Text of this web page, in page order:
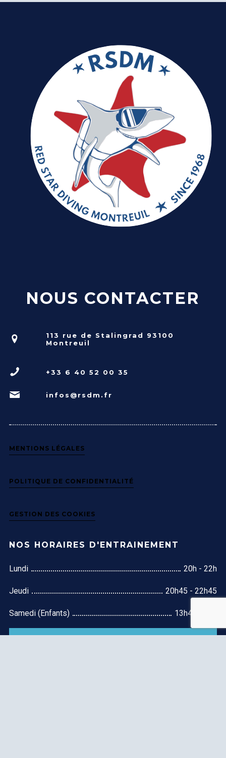
NOUS CONTACTER
113 rue de Stalingrad 93100
Montreuil
+33 6 40 52 00 35
infos@rsdm.fr
MENTIONS LÉGALES
POLITIQUE DE CONFIDENTIALITÉ
GESTION DES COOKIES
NOS HORAIRES D'ENTRAINEMENT
Lundi 20h - 22h
Jeudi 20h45 - 22h45
Samedi (Enfants) 13h45 - 16h